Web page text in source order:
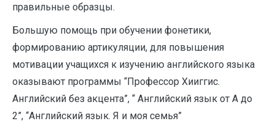
правильные образцы.
Большую помощь при обучении фонетики,
формированию артикуляции, для повышения
мотивации учащихся к изучению английского языка
оказывают программы “Профессор Хииггис.
Английский без акцента”, “ Английский язык от А до
2”, “Английский язык. Я и моя семья”